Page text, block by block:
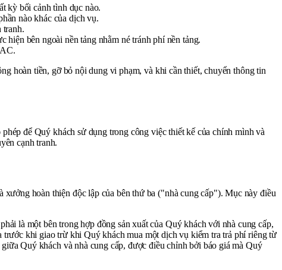
kỳ bối cảnh tình dục nào.
nào khác của dịch vụ.
tranh.
bên ngoài nền tảng nhằm né tránh phí nền tảng.
hoàn tiền, gỡ bỏ nội dung vi phạm, và khi cần thiết, chuyển thông tin
để Quý khách sử dụng trong công việc thiết kế của chính mình và
cạnh tranh.
hoàn thiện độc lập của bên thứ ba ("nhà cung cấp"). Mục này điều
là một bên trong hợp đồng sản xuất của Quý khách với nhà cung cấp,
khi giao trừ khi Quý khách mua một dịch vụ kiểm tra trả phí riêng từ
Quý khách và nhà cung cấp, được điều chỉnh bởi báo giá mà Quý